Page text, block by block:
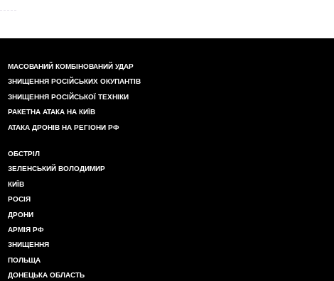
МАСОВАНИЙ КОМБІНОВАНИЙ УДАР
ЗНИЩЕННЯ РОСІЙСЬКИХ ОКУПАНТІВ
ЗНИЩЕННЯ РОСІЙСЬКОЇ ТЕХНІКИ
РАКЕТНА АТАКА НА КИЇВ
АТАКА ДРОНІВ НА РЕГІОНИ РФ
ОБСТРІЛ
ЗЕЛЕНСЬКИЙ ВОЛОДИМИР
КИЇВ
РОСІЯ
ДРОНИ
АРМІЯ РФ
ЗНИЩЕННЯ
ПОЛЬЩА
ДОНЕЦЬКА ОБЛАСТЬ